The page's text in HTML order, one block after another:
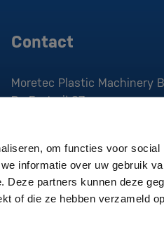
om functies voor social
informatie over uw gebruik
Deze partners kunnen deze
of die ze hebben verzameld
Contact
Moretec Plastic Machinery
De Factorij 37
P:0229 279 030
E:sales@moretec.nl
CoC:
370.830.05